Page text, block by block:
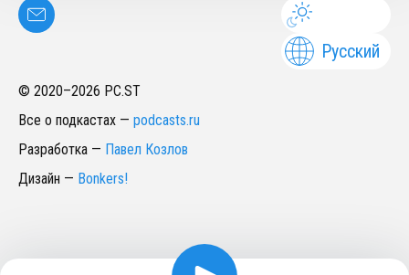
Русский
© 2020–2026 PC.ST
Все о подкастах — podcasts.ru
Разработка — Павел Козлов
Дизайн — Bonkers!